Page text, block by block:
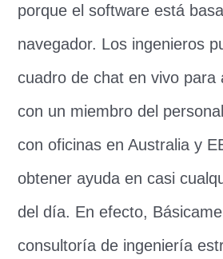
porque el software está
navegador. Los ingenieros
cuadro de chat en vivo para
con un miembro del
con oficinas en Australia y
obtener ayuda en casi
del día. En efecto,
consultoría de ingeniería